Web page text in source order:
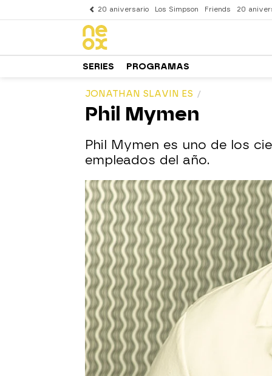
20 aniversario Los Simpson Friends 20
SERIES PROGRAMAS
JONATHAN SLAVIN ES
Phil Mymen
Phil Mymen es uno de los
empleados del año.